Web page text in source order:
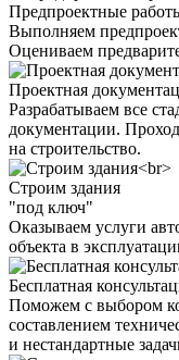
Предпроектные
Выполняем
Оцениваем
Проектная
Разрабатываем все
документации.
на строительство.
Строим здания
"под ключ"
Оказываем услуги
объекта в
Бесплатная
Поможем с выбором
составлением
и нестандартные